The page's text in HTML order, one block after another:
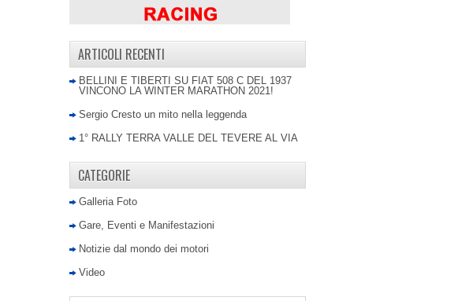
ARTICOLI RECENTI
BELLINI E TIBERTI SU FIAT 508 C DEL 1937
VINCONO LA WINTER MARATHON 2021!
Sergio Cresto un mito nella leggenda
1° RALLY TERRA VALLE DEL TEVERE AL VIA
CATEGORIE
Galleria Foto
Gare, Eventi e Manifestazioni
Notizie dal mondo dei motori
Video